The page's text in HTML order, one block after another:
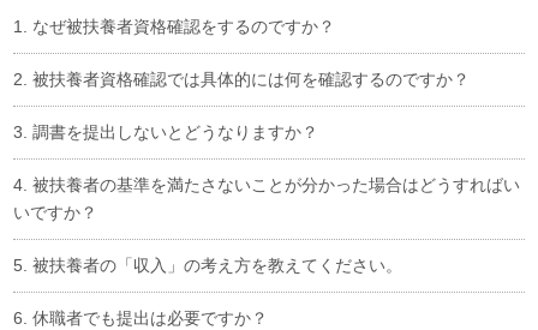
1. なぜ被扶養者資格確認をするのですか？
2. 被扶養者資格確認では具体的には何を確認するのですか？
3. 調書を提出しないとどうなりますか？
4. 被扶養者の基準を満たさないことが分かった場合はどうすればい
いですか？
5. 被扶養者の「収入」の考え方を教えてください。
6. 休職者でも提出は必要ですか？